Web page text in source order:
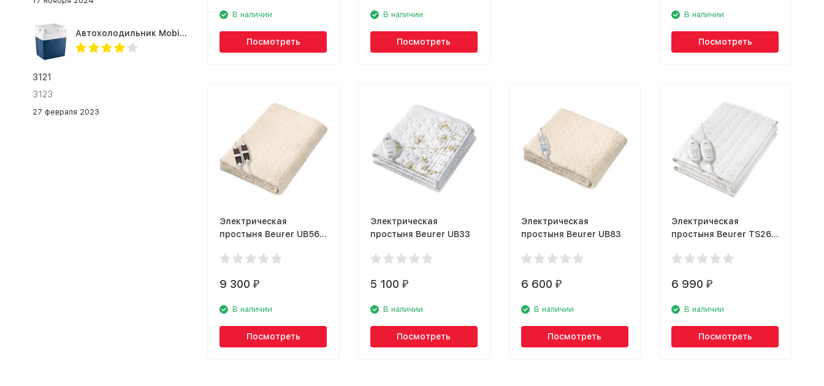
В наличии
Посмотреть
В наличии
Посмотреть
В наличии
Посмотреть
Электрическая
простыня Beurer UB56
9 300 ₽
В наличии
Посмотреть
Электрическая
простыня Beurer UB33
5 100 ₽
В наличии
Посмотреть
Электрическая
простыня Beurer UB83
6 600 ₽
В наличии
Посмотреть
Электрическая
простыня Beurer TS26
6 990₽
В наличии
Посмотреть
Автохолодильник Mobicool MV26 AC/DC
3121
3123
27 февраля 2023